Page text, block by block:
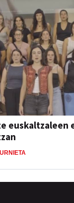
euskaltzaleen
URNIETA